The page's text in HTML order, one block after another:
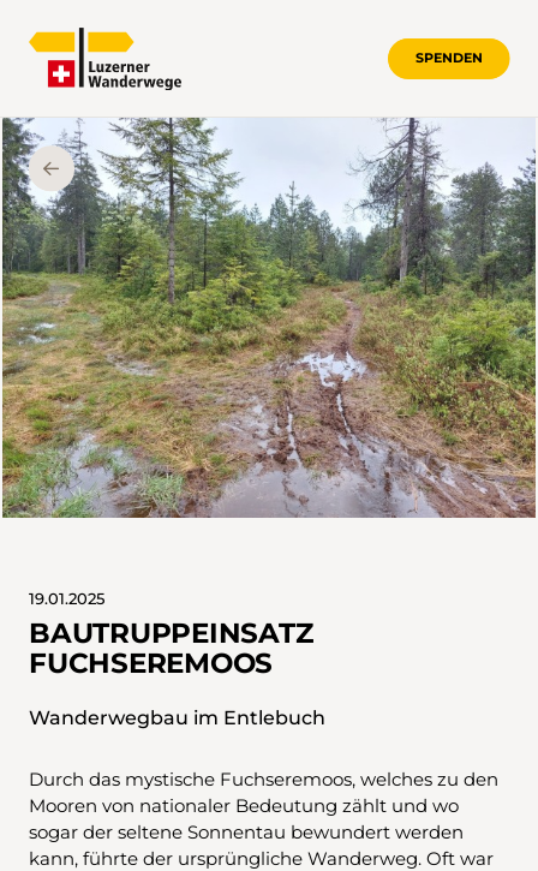
SPENDEN
19.01.2025
BAUTRUPPEINSATZ
FUCHSEREMOOS
Wanderwegbau im Entlebuch
Durch das mystische Fuchseremoos, welches zu den
Mooren von nationaler Bedeutung zählt und wo
sogar der seltene Sonnentau bewundert werden
kann, führte der ursprüngliche Wanderweg. Oft war